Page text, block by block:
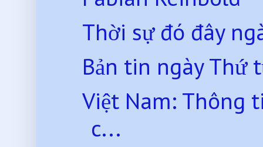
Thời sự đó đây
Bản tin ngày Thứ
Việt Nam: Thông
c...